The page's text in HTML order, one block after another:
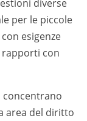
diverse
per le piccole
esigenze
rapporti con
concentrano
area del diritto